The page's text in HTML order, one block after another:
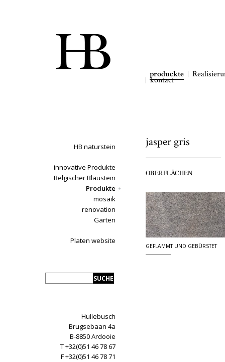
produckte
kontact
HB naturstein
innovative Produkte
Belgischer Blaustein
Produkte
mosaik
renovation
Garten
Platen website
Hullebusch
Brugsebaan 4a
B-8850 Ardooie
T +32(0)51 46 78 67
F +32(0)51 46 78 71
jasper gris
OBERFLÄCHEN
GEFLAMMT UND GEBÜRSTET